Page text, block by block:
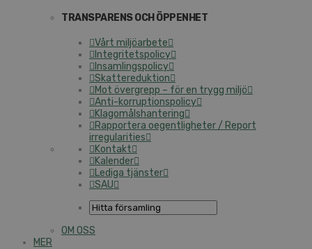
TRANSPARENS OCH ÖPPENHET
Vårt miljöarbete
Integritetspolicy
Insamlingspolicy
Skattereduktion
Mot övergrepp – för en trygg miljö
Anti-korruptionspolicy
Klagomålshantering
Rapportera oegentligheter / Report
irregularities
Kontakt
Kalender
Lediga tjänster
SAU
OM OSS
MER